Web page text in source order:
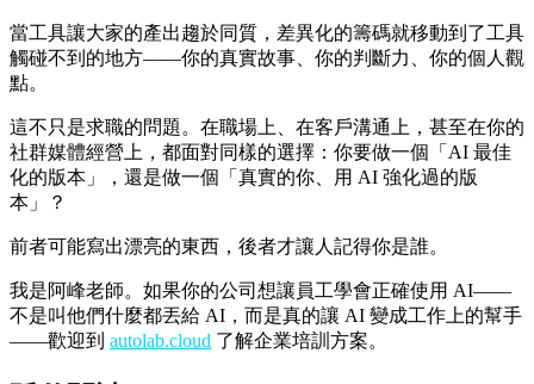
當工具讓大家的產出趨於同質，差異化的籌碼就移動到了工具
觸碰不到的地方——你的真實故事、你的判斷力、你的個人觀
點。
這不只是求職的問題。在職場上、在客戶溝通上，甚至在你的
社群媒體經營上，都面對同樣的選擇：你要做一個「AI 最佳
化的版本」，還是做一個「真實的你、用 AI 強化過的版
本」？
前者可能寫出漂亮的東西，後者才讓人記得你是誰。
我是阿峰老師。如果你的公司想讓員工學會正確使用 AI——
不是叫他們什麼都丟給 AI，而是真的讓 AI 變成工作上的幫手
——歡迎到 autolab.cloud 了解企業培訓方案。